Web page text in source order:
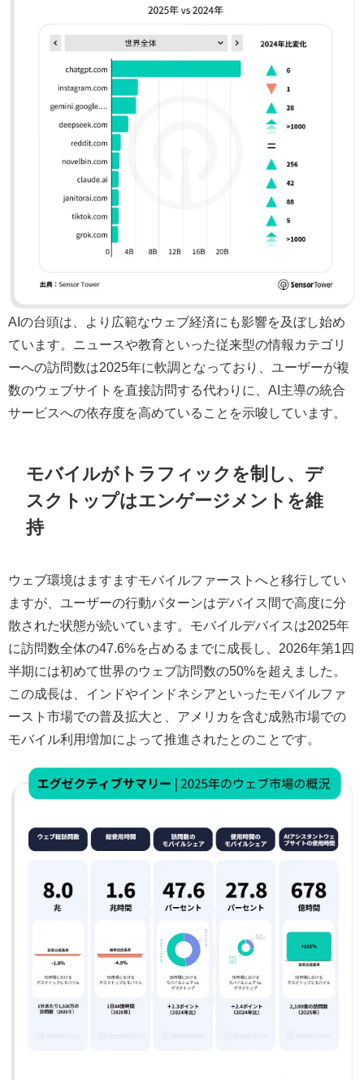
AIの台頭は、より広範なウェブ経済にも影響を及ぼし始め
ています。ニュースや教育といった従来型の情報カテゴリ
ーへの訪問数は2025年に軟調となっており、ユーザーが複
数のウェブサイトを直接訪問する代わりに、AI主導の統合
サービスへの依存度を高めていることを示唆しています。
モバイルがトラフィックを制し、デ
スクトップはエンゲージメントを維
持
ウェブ環境はますますモバイルファーストへと移行してい
ますが、ユーザーの行動パターンはデバイス間で高度に分
散された状態が続いています。モバイルデバイスは2025年
に訪問数全体の47.6%を占めるまでに成長し、2026年第1四
半期には初めて世界のウェブ訪問数の50%を超えました。
この成長は、インドやインドネシアといったモバイルファ
ースト市場での普及拡大と、アメリカを含む成熟市場での
モバイル利用増加によって推進されたとのことです。